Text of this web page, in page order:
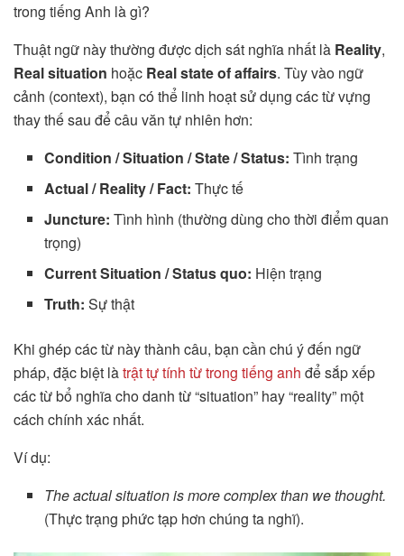
trong tiếng Anh là gì?
Thuật ngữ này thường được dịch sát nghĩa nhất là Reality,
Real situation hoặc Real state of affairs. Tùy vào ngữ
cảnh (context), bạn có thể linh hoạt sử dụng các từ vựng
thay thế sau để câu văn tự nhiên hơn:
Condition / Situation / State / Status: Tình trạng
Actual / Reality / Fact: Thực tế
Juncture: Tình hình (thường dùng cho thời điểm quan
trọng)
Current Situation / Status quo: Hiện trạng
Truth: Sự thật
Khi ghép các từ này thành câu, bạn cần chú ý đến ngữ
pháp, đặc biệt làtrật tự tính từ trong tiếng anh để sắp xếp
các từ bổ nghĩa cho danh từ “situation” hay “reality” một
cách chính xác nhất.
Ví dụ:
The actual situation is more complex than we thought.
(Thực trạng phức tạp hơn chúng ta nghĩ).